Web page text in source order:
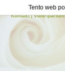
Tento web
Kontakt | vune-